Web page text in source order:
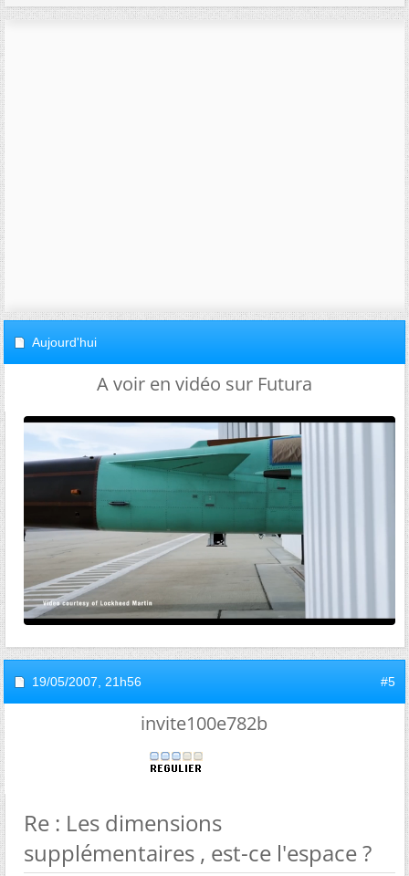
Aujourd'hui
A voir en vidéo sur Futura
19/05/2007, 21h56 #5
invite100e782b
Re : Les dimensions
supplémentaires , est-ce l'espace ?